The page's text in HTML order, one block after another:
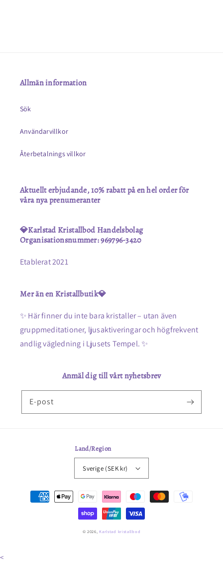
Allmän information
Sök
Användarvillkor
Återbetalnings villkor
Aktuellt erbjudande, 10% rabatt på en hel order för
våra nya prenumeranter
💎Karlstad Kristallbod Handelsbolag
Organisationsnummer: 969796-3420
Etablerat 2021
Mer än en Kristallbutik💎
✨ Här finner du inte bara kristaller – utan även
gruppmeditationer, ljusaktiveringar och högfrekvent
andlig vägledning i Ljusets Tempel. ✨
Anmäl dig till vårt nyhetsbrev
E-post
Land/Region
Sverige (SEK kr)
Betalningsmetoder
© 2026,Karlstad kristallbod
<